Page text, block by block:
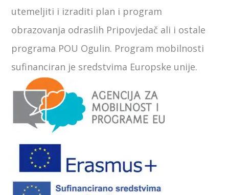
utemeljiti i izraditi plan i program
obrazovanja odraslih Pripovjedač ali i ostale
programa POU Ogulin. Program mobilnosti
sufinanciran je sredstvima Europske unije.